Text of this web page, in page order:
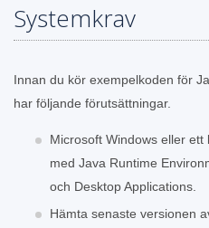
Systemkrav
Innan du kör exempelkoden för
har följande förutsättningar.
Microsoft Windows eller
med Java Runtime
och Desktop Applications.
Hämta senaste versionen